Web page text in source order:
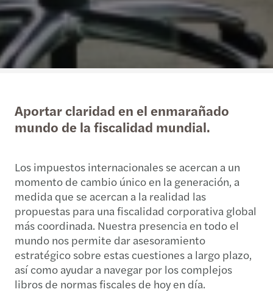
Aportar claridad en el enmarañado
mundo de la fiscalidad mundial.
Los impuestos internacionales se acercan a un
momento de cambio único en la generación, a
medida que se acercan a la realidad las
propuestas para una fiscalidad corporativa global
más coordinada. Nuestra presencia en todo el
mundo nos permite dar asesoramiento
estratégico sobre estas cuestiones a largo plazo,
así como ayudar a navegar por los complejos
libros de normas fiscales de hoy en día.